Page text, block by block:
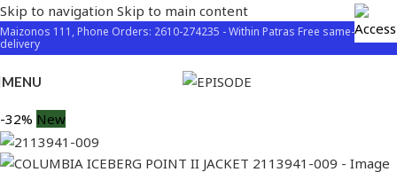
Skip to navigation Skip to main content
Maizonos 111, Phone Orders: 2610-274235 - Within Patras Free same-day
delivery
MENU
-32% New